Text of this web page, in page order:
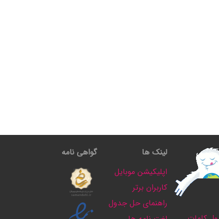
لینک ها
اپلیکیشن موبایل
کاربران برتر
راهنمای حل جدول
گواهی نامه